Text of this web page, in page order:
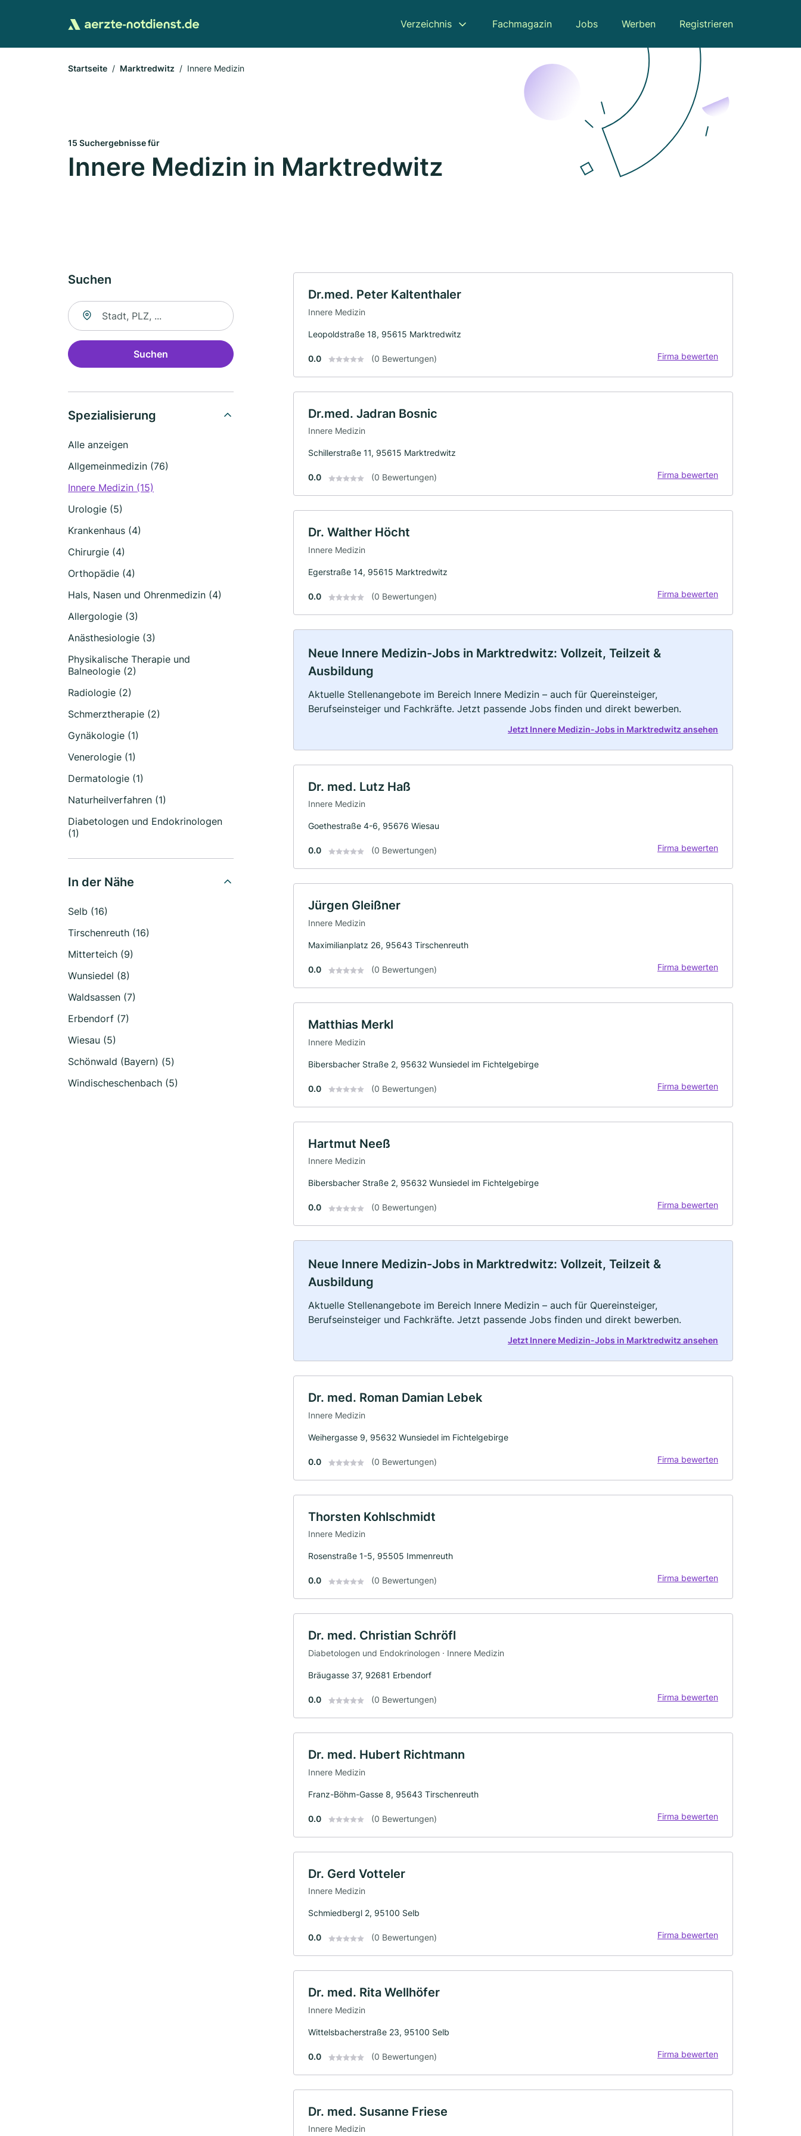
Verzeichnis Fachmagazin Jobs Werben Registrieren
Startseite Marktredwitz Innere Medizin
15 Suchergebnisse für
Innere Medizin in Marktredwitz
Suchen
Suche nach Ort
Suchen
Spezialisierung
Alle anzeigen
Allgemeinmedizin (76)
Innere Medizin (15)
Urologie (5)
Krankenhaus (4)
Chirurgie (4)
Orthopädie (4)
Hals, Nasen und Ohrenmedizin (4)
Allergologie (3)
Anästhesiologie (3)
Physikalische Therapie und
Balneologie (2)
Radiologie (2)
Schmerztherapie (2)
Gynäkologie (1)
Venerologie (1)
Dermatologie (1)
Naturheilverfahren (1)
Diabetologen und Endokrinologen
(1)
In der Nähe
Selb (16)
Tirschenreuth (16)
Mitterteich (9)
Wunsiedel (8)
Waldsassen (7)
Erbendorf (7)
Wiesau (5)
Schönwald (Bayern) (5)
Windischeschenbach (5)
Dr.med. Peter Kaltenthaler
Innere Medizin
Leopoldstraße 18, 95615 Marktredwitz
0.0 (0 Bewertungen) Firma bewerten
Dr.med. Jadran Bosnic
Innere Medizin
Schillerstraße 11, 95615 Marktredwitz
0.0 (0 Bewertungen) Firma bewerten
Dr. Walther Höcht
Innere Medizin
Egerstraße 14, 95615 Marktredwitz
0.0 (0 Bewertungen) Firma bewerten
Neue Innere Medizin-Jobs in Marktredwitz: Vollzeit, Teilzeit &
Ausbildung
Aktuelle Stellenangebote im Bereich Innere Medizin – auch für Quereinsteiger,
Berufseinsteiger und Fachkräfte. Jetzt passende Jobs finden und direkt bewerben.
Jetzt Innere Medizin-Jobs in Marktredwitz ansehen
Dr. med. Lutz Haß
Innere Medizin
Goethestraße 4-6, 95676 Wiesau
0.0 (0 Bewertungen) Firma bewerten
Jürgen Gleißner
Innere Medizin
Maximilianplatz 26, 95643 Tirschenreuth
0.0 (0 Bewertungen) Firma bewerten
Matthias Merkl
Innere Medizin
Bibersbacher Straße 2, 95632 Wunsiedel im Fichtelgebirge
0.0 (0 Bewertungen) Firma bewerten
Hartmut Neeß
Innere Medizin
Bibersbacher Straße 2, 95632 Wunsiedel im Fichtelgebirge
0.0 (0 Bewertungen) Firma bewerten
Neue Innere Medizin-Jobs in Marktredwitz: Vollzeit, Teilzeit &
Ausbildung
Aktuelle Stellenangebote im Bereich Innere Medizin – auch für Quereinsteiger,
Berufseinsteiger und Fachkräfte. Jetzt passende Jobs finden und direkt bewerben.
Jetzt Innere Medizin-Jobs in Marktredwitz ansehen
Dr. med. Roman Damian Lebek
Innere Medizin
Weihergasse 9, 95632 Wunsiedel im Fichtelgebirge
0.0 (0 Bewertungen) Firma bewerten
Thorsten Kohlschmidt
Innere Medizin
Rosenstraße 1-5, 95505 Immenreuth
0.0 (0 Bewertungen) Firma bewerten
Dr. med. Christian Schröfl
Diabetologen und Endokrinologen · Innere Medizin
Bräugasse 37, 92681 Erbendorf
0.0 (0 Bewertungen) Firma bewerten
Dr. med. Hubert Richtmann
Innere Medizin
Franz-Böhm-Gasse 8, 95643 Tirschenreuth
0.0 (0 Bewertungen) Firma bewerten
Dr. Gerd Votteler
Innere Medizin
Schmiedbergl 2, 95100 Selb
0.0 (0 Bewertungen) Firma bewerten
Dr. med. Rita Wellhöfer
Innere Medizin
Wittelsbacherstraße 23, 95100 Selb
0.0 (0 Bewertungen) Firma bewerten
Dr. med. Susanne Friese
Innere Medizin